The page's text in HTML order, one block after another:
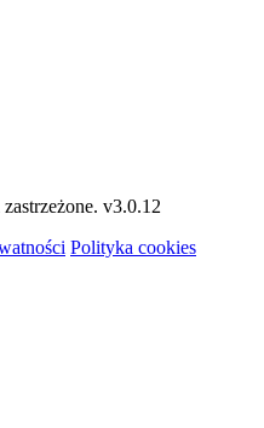
v3.0.12
Polityka cookies